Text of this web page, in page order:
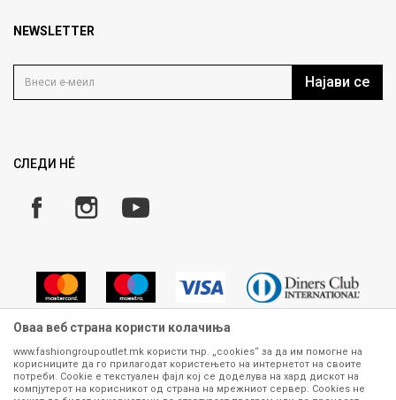
Продавница
Кариера
Политика на приватност
Како да купите
Замена и рефундација на производи
Плаќање
NEWSLETTER
Најави се
СЛЕДИ НÉ
Сите информации околу производите кои се изложени на нашата
онлајн продавница се стремиме да бидат конкретни, точни и прецизни,
Оваа веб страна користи колачиња
www.fashiongroupoutlet.mk користи тнр. „cookies“ за да им помогне на
корисниците да го прилагодат користењето на интернетот на своите
потреби. Cookie е текстуален фајл кој се доделува на хард дискот на
компјутерот на корисникот од страна на мрежниот сервер. Cookies не